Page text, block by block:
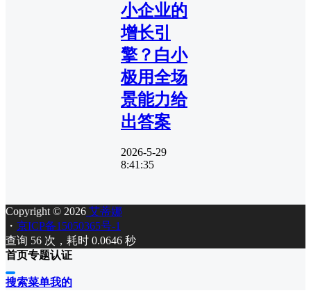
小企业的
增长引
擎？白小
极用全场
景能力给
出答案
2026-5-29
8:41:35
Copyright © 2026 艾蒂娜
・ 京ICP备15050365号-1
查询 56 次，耗时 0.0646 秒
首页专题认证
搜索菜单我的